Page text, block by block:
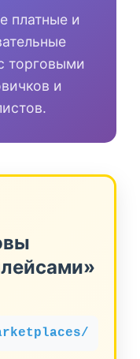
платные и
торговыми
и